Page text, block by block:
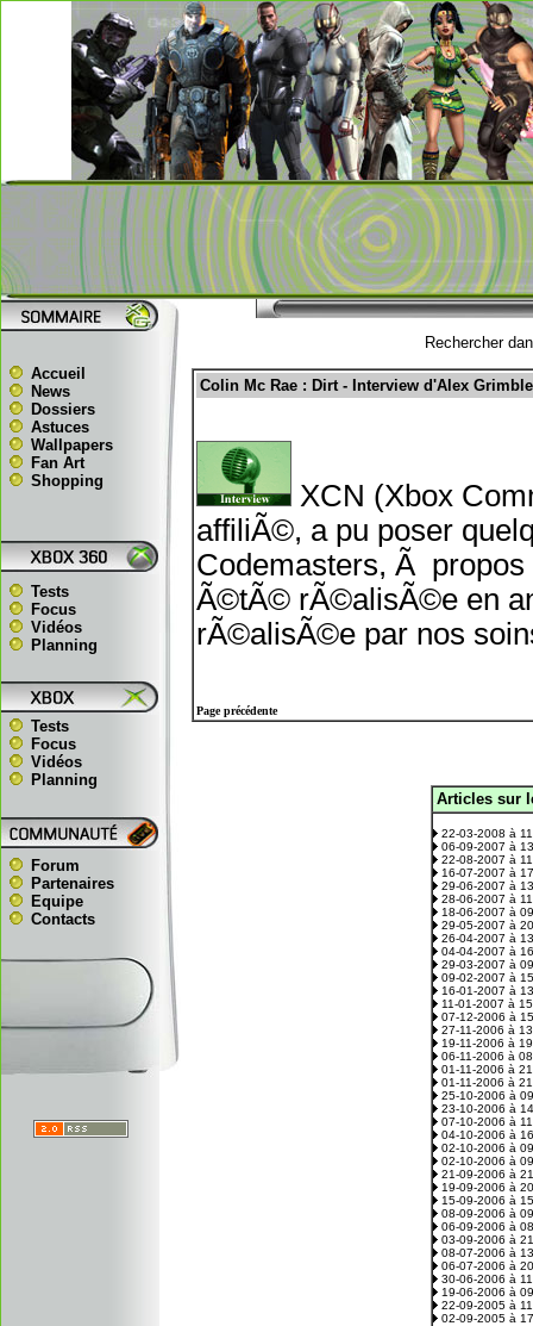
Accueil
News
Dossiers
Astuces
Wallpapers
Fan Art
Shopping
Tests
Focus
Vidéos
Planning
Tests
Focus
Vidéos
Planning
Forum
Partenaires
Equipe
Contacts
Rechercher
Colin Mc Rae : Dirt - Interview d'Alex
XCN (Xbox
affiliÃ©, a pu poser
Codemasters, Ã propos
Ã©tÃ© rÃ©alisÃ©e en
rÃ©alisÃ©e par nos
Page précédente
Articles sur
22-03-2008 à
06-09-2007 à
22-08-2007 à
16-07-2007 à
29-06-2007 à
28-06-2007 à
18-06-2007 à
29-05-2007 à
26-04-2007 à
04-04-2007 à
29-03-2007 à
09-02-2007 à
16-01-2007 à
11-01-2007 à
07-12-2006 à
27-11-2006 à
19-11-2006 à
06-11-2006 à
01-11-2006 à
01-11-2006 à
25-10-2006 à
23-10-2006 à
07-10-2006 à
04-10-2006 à
02-10-2006 à
02-10-2006 à
21-09-2006 à
19-09-2006 à
15-09-2006 à
08-09-2006 à
06-09-2006 à
03-09-2006 à
08-07-2006 à
06-07-2006 à
30-06-2006 à
19-06-2006 à
22-09-2005 à
02-09-2005 à